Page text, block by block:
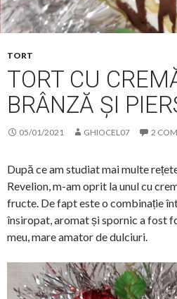
TORT
TORT CU
BRÂNZĂ ȘI
05/01/2021 GHIOCEL07 2
După ce am studiat mai multe
Revelion, m-am oprit la unul cu
fructe. De fapt este o combinație
însiropat, aromat și spornic a fost
meu, mare amator de dulciuri.